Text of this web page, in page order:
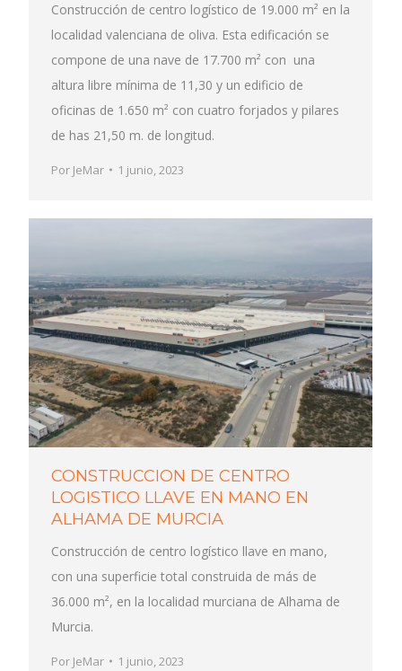
Construcción de centro logístico de 19.000 m² en la
localidad valenciana de oliva. Esta edificación se
compone de una nave de 17.700 m² con una
altura libre mínima de 11,30 y un edificio de
oficinas de 1.650 m² con cuatro forjados y pilares
de has 21,50 m. de longitud.
Por JeMar 1 junio, 2023
CONSTRUCCION DE CENTRO
LOGISTICO LLAVE EN MANO EN
ALHAMA DE MURCIA
Construcción de centro logístico llave en mano,
con una superficie total construida de más de
36.000 m², en la localidad murciana de Alhama de
Murcia.
Por JeMar 1 junio, 2023